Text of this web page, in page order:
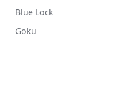
Blue Lock
Goku